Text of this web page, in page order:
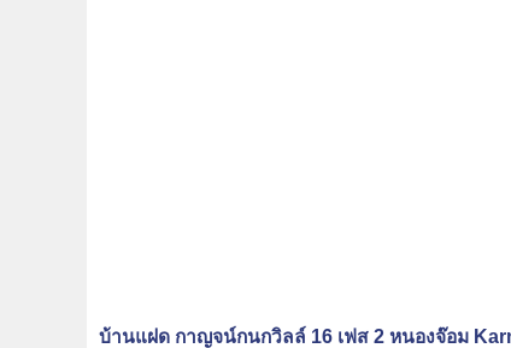
บ้านแฝด กาญจน์กนกวิลล์ 16 เฟส 2 หนองจ๊อม